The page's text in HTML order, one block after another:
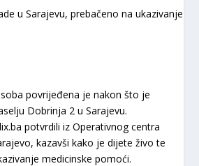
povrijeđena je nakon što je
Dobrinja 2 u Sarajevu.
potvrdili iz Operativnog centra
kazavši kako je dijete živo te
medicinske pomoći.